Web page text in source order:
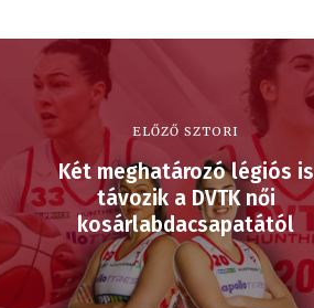
ELŐZŐ SZTORI
Két meghatározó légiós is
távozik a DVTK női
kosárlabdacsapatától